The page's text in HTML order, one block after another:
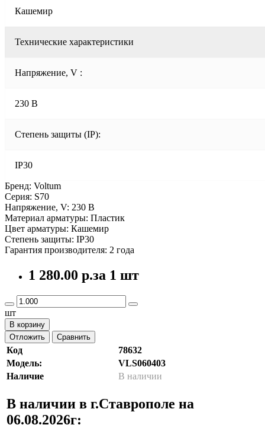
Кашемир
Технические характеристики
Напряжение, V :
230 В
Степень защиты (IP):
IP30
Бренд: Voltum
Серия: S70
Напряжение, V: 230 В
Материал арматуры: Пластик
Цвет арматуры: Кашемир
Степень защиты: IP30
Гарантия производителя: 2 года
1 280.00 р.за 1 шт
шт
В корзину
Отложить
Сравнить
Код
78632
Модель:
VLS060403
Наличие
В наличии
В наличии в г.Ставрополе на
06.08.2026г: